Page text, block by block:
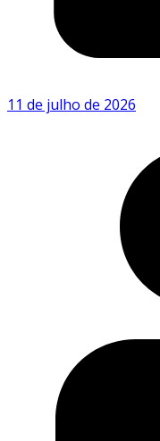
11 de julho de 2026